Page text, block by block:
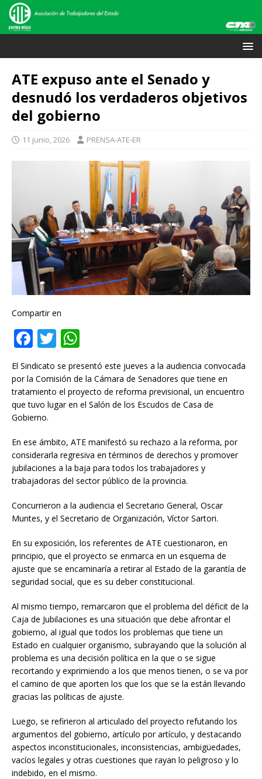
ATE expuso ante el Senado y
desnudó los verdaderos objetivos
del gobierno
11 junio, 2026 PRENSA-ATE-ER
Compartir en
F
a
c
e
b
o
o
k
T
it
te
r
at
s
A
p
El Sindicato se presentó este jueves a la audiencia convocada
por la Comisión de la Cámara de Senadores que tiene en
tratamiento el proyecto de reforma previsional, un encuentro
que tuvo lugar en el Salón de los Escudos de Casa de
Gobierno.
En ese ámbito, ATE manifestó su rechazo a la reforma, por
considerarla regresiva en términos de derechos y promover
jubilaciones a la baja para todos los trabajadores y
trabajadoras del sector público de la provincia.
Concurrieron a la audiencia el Secretario General, Oscar
Muntes, y el Secretario de Organización, Víctor Sartori.
En su exposición, los referentes de ATE cuestionaron, en
principio, que el proyecto se enmarca en un esquema de
ajuste que se encaminaría a retirar al Estado de la garantía de
seguridad social, que es su deber constitucional.
Al mismo tiempo, remarcaron que el problema del déficit de la
Caja de Jubilaciones es una situación que debe afrontar el
gobierno, al igual que todos los problemas que tiene un
Estado en cualquier organismo, subrayando que la solución al
problema es una decisión política en la que o se sigue
recortando y exprimiendo a los que menos tienen, o se va por
el camino de que aporten los que los que se la están llevando
gracias las políticas de ajuste.
Luego, se refirieron al articulado del proyecto refutando los
argumentos del gobierno, artículo por artículo, y destacando
aspectos inconstitucionales, inconsistencias, ambigüedades,
vacíos legales y otras cuestiones que rayan lo peligroso y lo
indebido, en el mismo.